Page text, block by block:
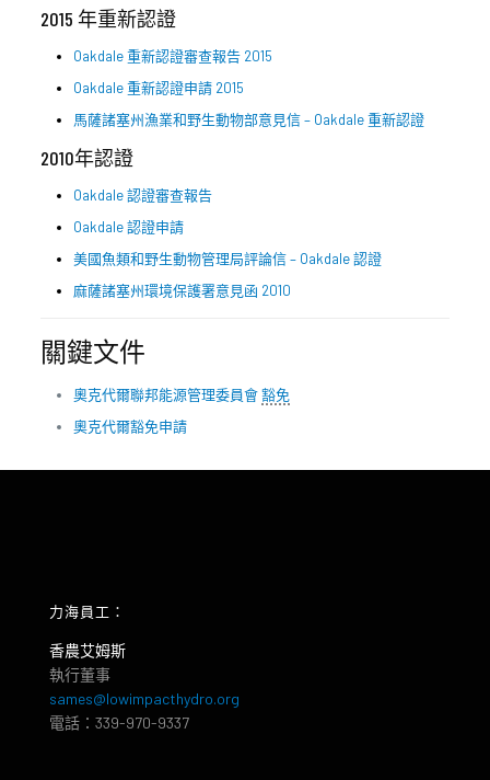
2015 年重新認證
Oakdale 重新認證審查報告 2015
Oakdale 重新認證申請 2015
馬薩諸塞州漁業和野生動物部意見信 – Oakdale 重新認證
2010年認證
Oakdale 認證審查報告
Oakdale 認證申請
美國魚類和野生動物管理局評論信 – Oakdale 認證
麻薩諸塞州環境保護署意見函 2010
關鍵文件
奧克代爾聯邦能源管理委員會豁免
奧克代爾豁免申請
力海員工：
香農艾姆斯
執行董事
sames@lowimpacthydro.org
電話：339-970-9337